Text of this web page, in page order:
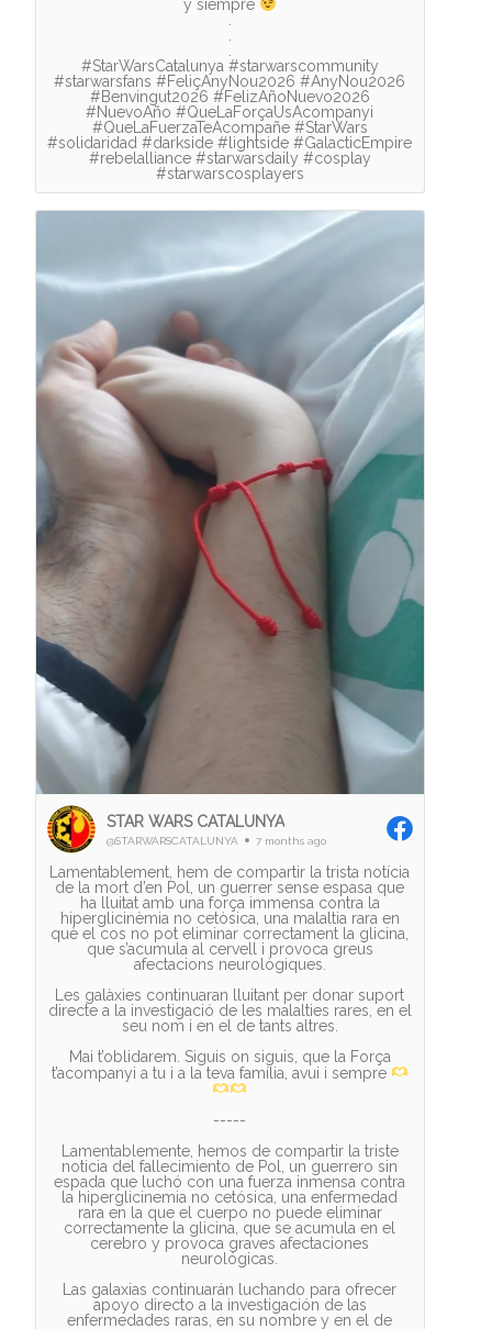
y siempre
#StarWarsCatalunya #starwarscommunity
#starwarsfans #FeliçAnyNou2026 #AnyNou2026
#Benvingut2026 #FelizAñoNuevo2026
#NuevoAño #QueLaForçaUsAcompanyi
#QueLaFuerzaTeAcompañe #StarWars
#solidaridad #darkside #lightside #GalacticEmpire
#rebelalliance #starwarsdaily #cosplay
#starwarscosplayers
STAR WARS CATALUNYA
@STARWARSCATALUNYA 7 months ago
Lamentablement, hem de compartir la trista notícia
de la mort d’en Pol, un guerrer sense espasa que
ha lluitat amb una força immensa contra la
hiperglicinèmia no cetòsica, una malaltia rara en
què el cos no pot eliminar correctament la glicina,
que s’acumula al cervell i provoca greus
afectacions neurològiques.
Les galàxies continuaran lluitant per donar suport
directe a la investigació de les malalties rares, en el
seu nom i en el de tants altres.
Mai t’oblidarem. Siguis on siguis, que la Força
t’acompanyi a tu i a la teva família, avui i sempre
-----
Lamentablemente, hemos de compartir la triste
noticia del fallecimiento de Pol, un guerrero sin
espada que luchó con una fuerza inmensa contra
la hiperglicinemia no cetósica, una enfermedad
rara en la que el cuerpo no puede eliminar
correctamente la glicina, que se acumula en el
cerebro y provoca graves afectaciones
neurológicas.
Las galaxias continuarán luchando para ofrecer
apoyo directo a la investigación de las
enfermedades raras, en su nombre y en el de